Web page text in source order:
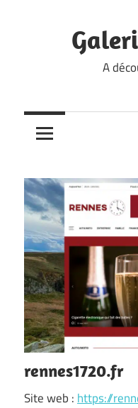
A
rennes1720.fr
Site web : https://